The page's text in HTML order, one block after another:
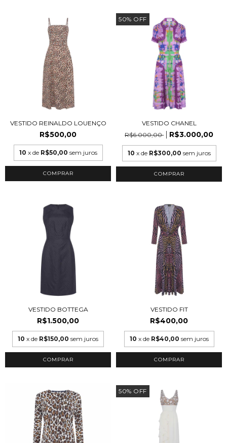
VESTIDO REINALDO LOUENÇO
R$500,00
10 x de R$50,00 sem juros
COMPRAR
50% OFF
VESTIDO CHANEL
R$6.000,00
R$3.000,00
10 x de R$300,00 sem juros
COMPRAR
VESTIDO BOTTEGA
R$1.500,00
10 x de R$150,00 sem juros
COMPRAR
VESTIDO FIT
R$400,00
10 x de R$40,00 sem juros
COMPRAR
50% OFF